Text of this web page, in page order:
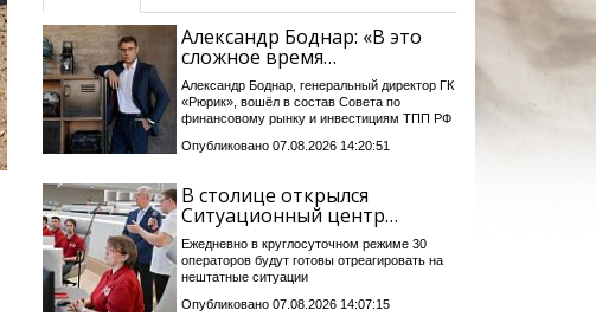
Александр Боднар: «В это
сложное время…
Александр Боднар, генеральный директор ГК
«Рюрик», вошёл в состав Совета по
финансовому рынку и инвестициям ТПП РФ
Опубликовано 07.08.2026 14:20:51
В столице открылся
Ситуационный центр…
Ежедневно в круглосуточном режиме 30
операторов будут готовы отреагировать на
нештатные ситуации
Опубликовано 07.08.2026 14:07:15